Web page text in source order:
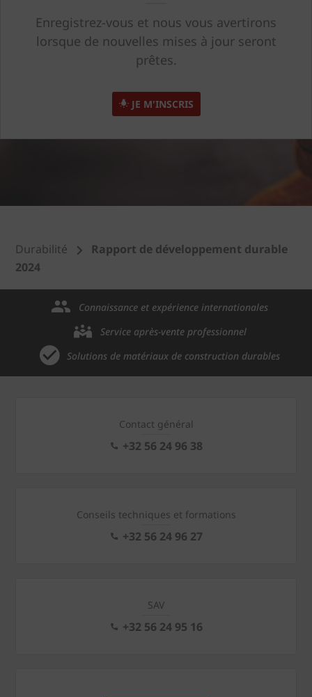
Enregistrez-vous et nous vous avertirons
lorsque de nouvelles mises à jour seront
prêtes.
JE M'INSCRIS
Durabilité
Rapport de développement durable
2024
Connaissance et expérience internationales
Service après-vente professionnel
Solutions de matériaux de construction durables
Contact général
+32 56 24 96 38
Conseils techniques et formations
+32 56 24 96 27
SAV
+32 56 24 95 16